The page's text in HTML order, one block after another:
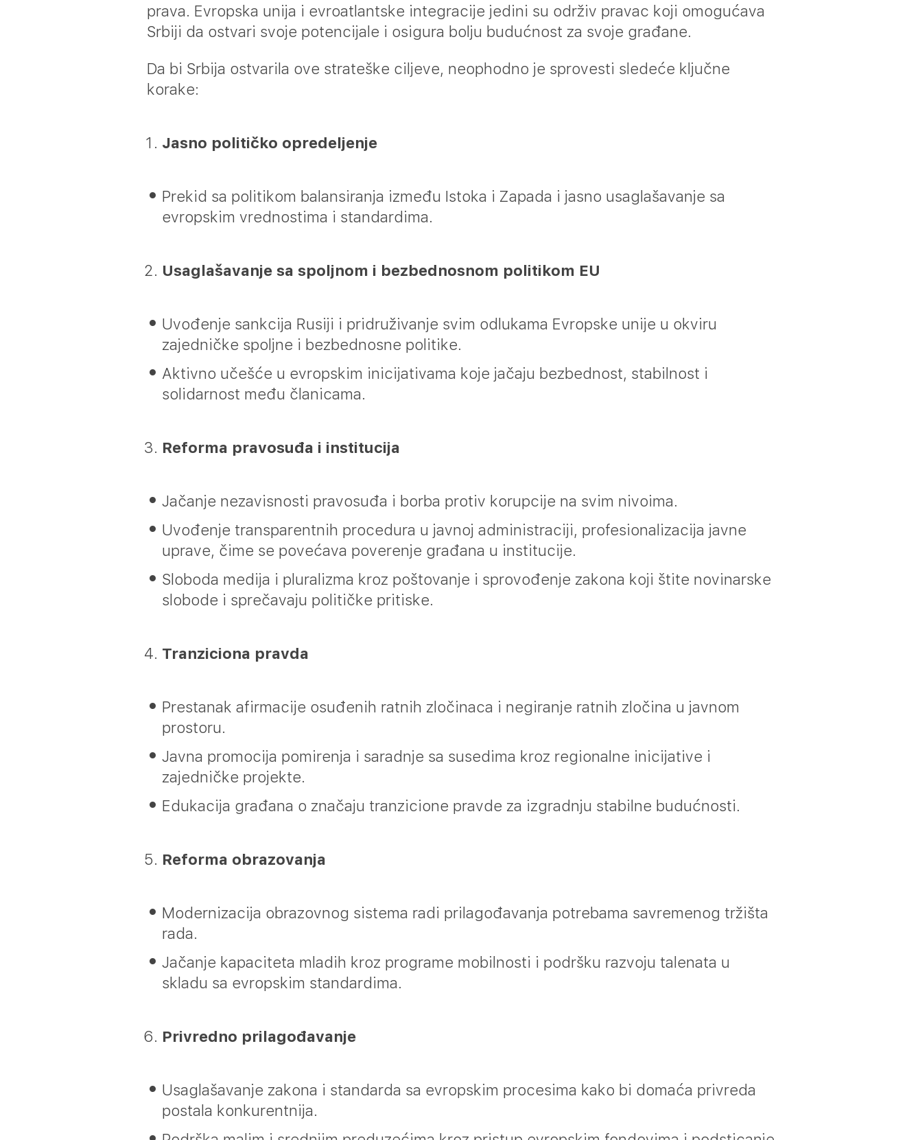
prava. Evropska unija i evroatlantske integracije jedini su održiv pravac koji omogućava
Srbiji da ostvari svoje potencijale i osigura bolju budućnost za svoje građane.
Da bi Srbija ostvarila ove strateške ciljeve, neophodno je sprovesti sledeće ključne
korake:
Jasno političko opredeljenje
Prekid sa politikom balansiranja između Istoka i Zapada i jasno usaglašavanje sa
evropskim vrednostima i standardima.
Usaglašavanje sa spoljnom i bezbednosnom politikom EU
Uvođenje sankcija Rusiji i pridruživanje svim odlukama Evropske unije u okviru
zajedničke spoljne i bezbednosne politike.
Aktivno učešće u evropskim inicijativama koje jačaju bezbednost, stabilnost i
solidarnost među članicama.
Reforma pravosuđa i institucija
Jačanje nezavisnosti pravosuđa i borba protiv korupcije na svim nivoima.
Uvođenje transparentnih procedura u javnoj administraciji, profesionalizacija javne
uprave, čime se povećava poverenje građana u institucije.
Sloboda medija i pluralizma kroz poštovanje i sprovođenje zakona koji štite novinarske
slobode i sprečavaju političke pritiske.
Tranziciona pravda
Prestanak afirmacije osuđenih ratnih zločinaca i negiranje ratnih zločina u javnom
prostoru.
Javna promocija pomirenja i saradnje sa susedima kroz regionalne inicijative i
zajedničke projekte.
Edukacija građana o značaju tranzicione pravde za izgradnju stabilne budućnosti.
Reforma obrazovanja
Modernizacija obrazovnog sistema radi prilagođavanja potrebama savremenog tržišta
rada.
Jačanje kapaciteta mladih kroz programe mobilnosti i podršku razvoju talenata u
skladu sa evropskim standardima.
Privredno prilagođavanje
Usaglašavanje zakona i standarda sa evropskim procesima kako bi domaća privreda
postala konkurentnija.